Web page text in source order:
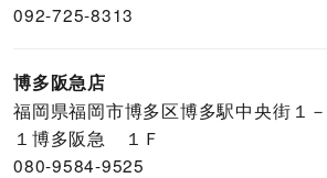
092-725-8313
博多阪急店
福岡県福岡市博多区博多駅中央街１－
１博多阪急 １Ｆ
080-9584-9525